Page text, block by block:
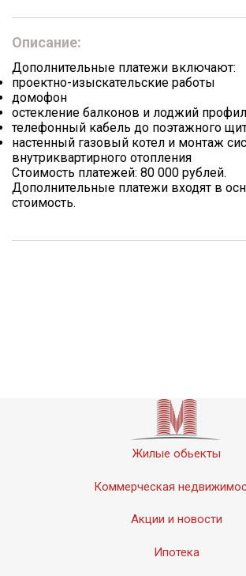
Описание:
Дополнительные платежи включают:
проектно-изыскательские работы
домофон
остекление балконов и лоджий
телефонный кабель до поэтажного
настенный газовый котел и монтаж
внутриквартирного отопления
Стоимость платежей: 80 000 рублей.
Дополнительные платежи входят в
стоимость.
Жилые обьекты
Коммерческая
Акции и новости
Ипотека